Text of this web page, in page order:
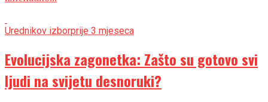
Urednikov izborprije 3 mjeseca
Evolucijska zagonetka: Zašto su gotovo svi
ljudi na svijetu desnoruki?